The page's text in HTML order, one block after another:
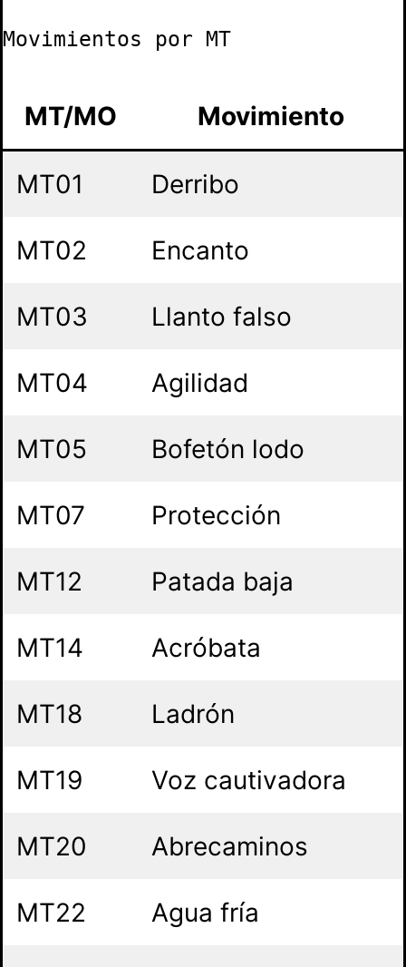
Movimientos por MT
MT/MO Movimiento
MT01 Derribo
MT02 Encanto
MT03 Llanto falso
MT04 Agilidad
MT05 Bofetón lodo
MT07 Protección
MT12 Patada baja
MT14 Acróbata
MT18 Ladrón
MT19 Voz cautivadora
MT20 Abrecaminos
MT22 Agua fría